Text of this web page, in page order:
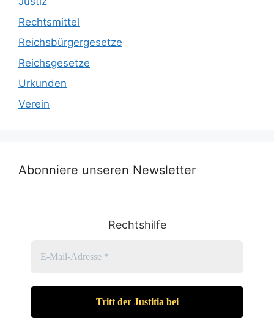
Rechtsmittel
Reichsbürgergesetze
Reichsgesetze
Urkunden
Verein
Abonniere unseren Newsletter
Rechtshilfe